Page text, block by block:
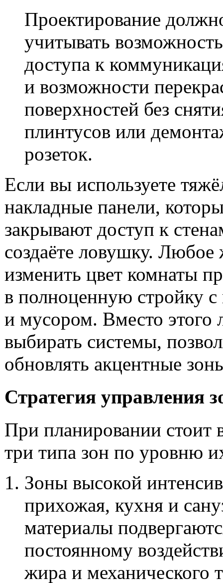
Проектирование
учитывать
доступа к
и возможности
поверхностей без
плинтусов или
розеток.
Если вы используете
накладные панели,
закрывают доступ к
создаёте ловушку. Любое
изменить цвет комнаты
в полноценную стройку
и мусором. Вместо этого
выбирать системы,
обновлять акцентные
Стратегия управления
При планировании стоит
три типа зон по уровню
Зоны высокой
прихожая, кухня и
материалы
постоянному
жира и механического